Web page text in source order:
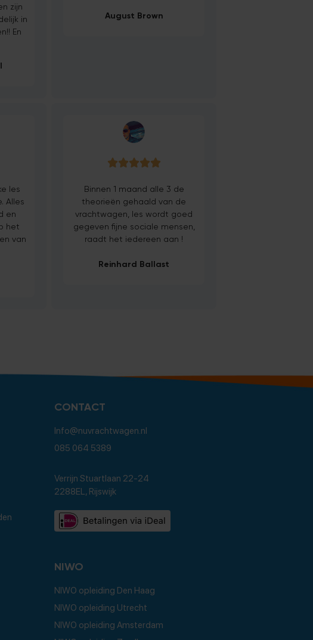
zijn
in
En
August Brown
les
Alles
en
het
van

Binnen 1 maand alle 3 de
theorieën gehaald van de
vrachtwagen, les wordt goed
gegeven fijne sociale mensen,
raadt het iedereen aan !
Reinhard Ballast
CONTACT
Info@nuvrachtwagen.nl
085 064 5389
Verrijn Stuartlaan 22-24
2288EL, Rijswijk
NIWO
NIWO opleiding Den Haag
NIWO opleiding Utrecht
NIWO opleiding Amsterdam